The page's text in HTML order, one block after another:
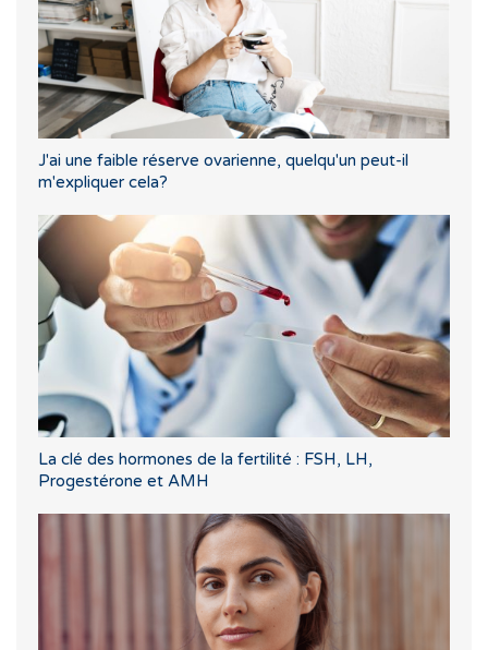
J'ai une faible réserve ovarienne, quelqu'un peut-il
m'expliquer cela?
La clé des hormones de la fertilité : FSH, LH,
Progestérone et AMH